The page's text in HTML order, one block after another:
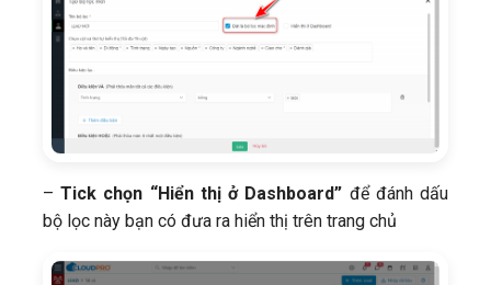
–Tick chọn “Hiển thị ở Dashboard” để đánh dấu
bộ lọc này bạn có đưa ra hiển thị trên trang chủ